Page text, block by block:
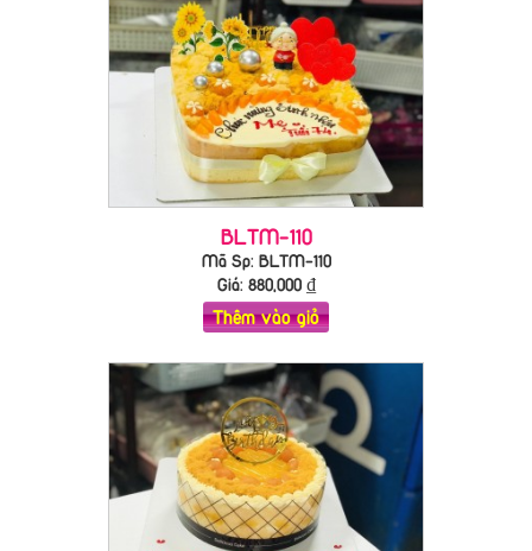
BLTM-110
Mã Sp: BLTM-110
Giá: 880,000₫
Thêm vào giỏ